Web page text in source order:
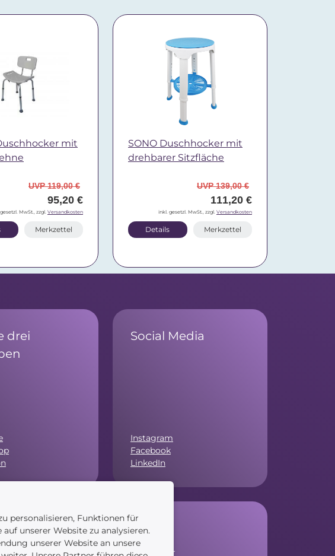
mit
UVP 119,00 €
95,20 €
MwSt., zzgl. Versandkosten
Merkzettel
SONO Duschhocker mit
drehbarer Sitzfläche
UVP 139,00 €
111,20 €
inkl. gesetzl. MwSt., zzgl. Versandkosten
Details Merkzettel
drei
Social Media
Instagram
Facebook
LinkedIn
Service
Newsletter
personalisieren, Funktionen für
unserer Website zu analysieren.
unserer Website an unsere